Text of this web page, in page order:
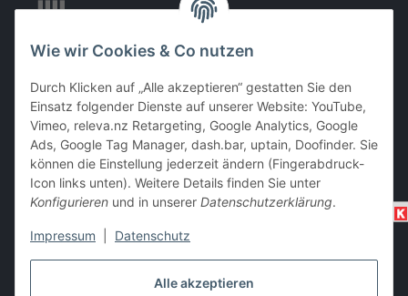
Alle akzeptieren
Wie wir Cookies & Co nutzen
Durch Klicken auf „Alle akzeptieren“ gestatten Sie den
Einsatz folgender Dienste auf unserer Website: YouTube,
Vimeo, releva.nz Retargeting, Google Analytics, Google
Ads, Google Tag Manager, dash.bar, uptain, Doofinder. Sie
können die Einstellung jederzeit ändern (Fingerabdruck-
Icon links unten). Weitere Details finden Sie unter
Konfigurieren und in unserer Datenschutzerklärung.
Impressum Datenschutz
EC & Kreditkartenzahlung bei Abholung
Barzahlung bei Abholung
Vertrag widerrufen